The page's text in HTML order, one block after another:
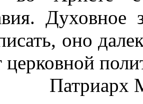
Духовное
оно
церковной
Патриарх